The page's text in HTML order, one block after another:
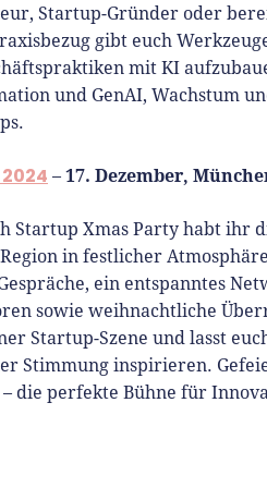
Startup-Gründer oder
gibt euch
mit KI
und GenAI, Wachstum
– 17. Dezember,
Startup Xmas Party habt ihr
in festlicher
ein entspanntes
sowie weihnachtliche
Startup-Szene und lasst
Stimmung inspirieren.
die perfekte Bühne für